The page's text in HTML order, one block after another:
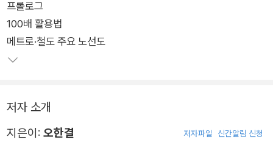
적의 동선을 고려한 추천 일정까지 제안해 누구라도 쉽고 알차게
여행할 수 있도록 했다. 알고 보면 더욱 흥미로울 로마 역사와 문
화에 대한 설명도 더했다. 볼 것 많은 로마 여행에 꼭 필요한 가이
드북이다.
프롤로그
100배 활용법
메트로·철도 주요 노선도
저자 소개
지은이: 오한결 저자파일 신간알림 신청